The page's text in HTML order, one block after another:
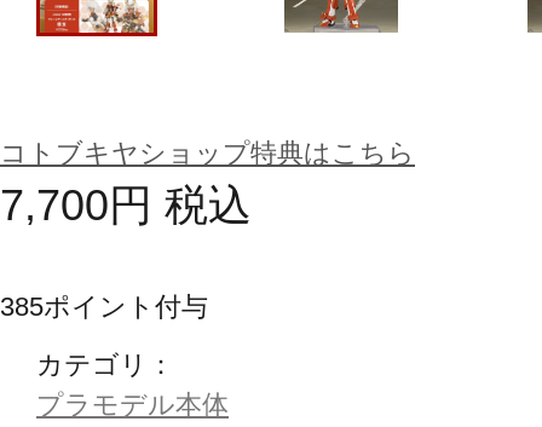
コトブキヤショップ特典はこちら
7,700円 税込
385ポイント付与
カテゴリ：
プラモデル本体